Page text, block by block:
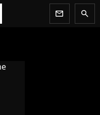
newsletter search